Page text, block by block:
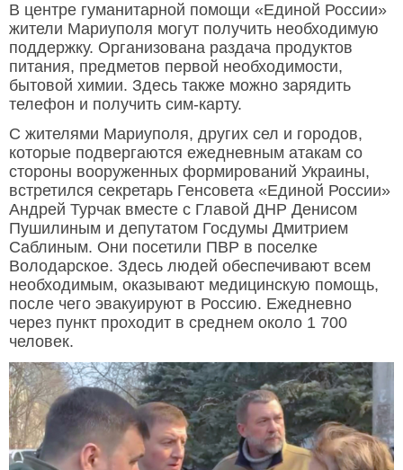
В центре гуманитарной помощи «Единой России»
жители Мариуполя могут получить необходимую
поддержку. Организована раздача продуктов
питания, предметов первой необходимости,
бытовой химии. Здесь также можно зарядить
телефон и получить сим-карту.
С жителями Мариуполя, других сел и городов,
которые подвергаются ежедневным атакам со
стороны вооруженных формирований Украины,
встретился секретарь Генсовета «Единой России»
Андрей Турчак вместе с Главой ДНР Денисом
Пушилиным и депутатом Госдумы Дмитрием
Саблиным. Они посетили ПВР в поселке
Володарское. Здесь людей обеспечивают всем
необходимым, оказывают медицинскую помощь,
после чего эвакуируют в Россию. Ежедневно
через пункт проходит в среднем около 1 700
человек.